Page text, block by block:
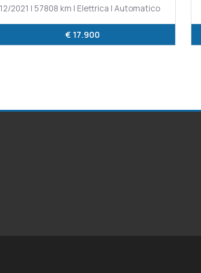
12/2021 | 57808 km | Elettrica | Automatico
€ 17.900